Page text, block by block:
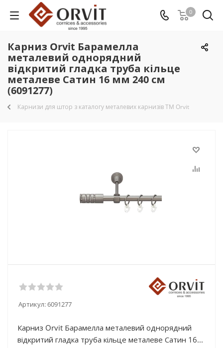
0
Карниз Orvit Барамелла
металевий однорядний
відкритий гладка труба кільце
металеве Сатин 16 мм 240 см
(6091277)
Карнизи для штор з каталогу металевих карнизів TM Orvit
Артикул:6091277
Карниз Orvit Барамелла металевий однорядний
відкритий гладка труба кільце металеве Сатин 16...